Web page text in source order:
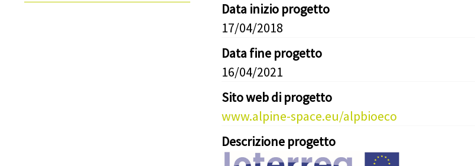
Data inizio progetto
17/04/2018
Data fine progetto
16/04/2021
Sito web di progetto
www.alpine-space.eu/alpbioeco
Descrizione progetto